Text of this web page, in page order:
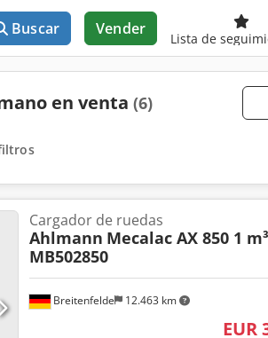
Buscar Vender
Lista de
en venta (6)
Breitenfelde 12.463 km
Cargador de ruedas
Ahlmann Mecalac AX 850 1 m³
MB502850
EUR